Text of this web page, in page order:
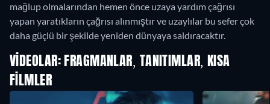
mağlup olmalarından hemen önce uzaya yardım çağrısı
yapan yaratıkların çağrısı alınmıştır ve uzaylılar bu sefer çok
daha güçlü bir şekilde yeniden dünyaya saldıracaktır.
VIDEOLAR: FRAGMANLAR, TANITIMLAR, KISA
FILMLER